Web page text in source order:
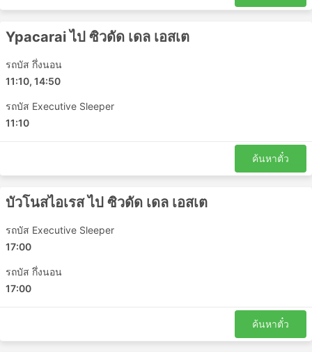
Ypacarai ไป ซิวดัด เดล เอสเต
รถบัส กึ่งนอน
11:10, 14:50
รถบัส Executive Sleeper
11:10
ค้นหาตั๋ว
บัวโนสไอเรส ไป ซิวดัด เดล เอสเต
รถบัส Executive Sleeper
17:00
รถบัส กึ่งนอน
17:00
ค้นหาตั๋ว